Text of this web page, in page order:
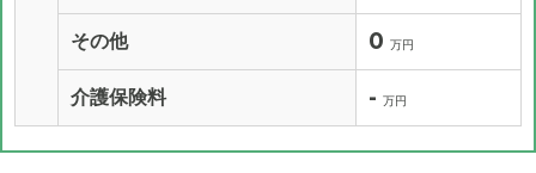
その他 0 万円
介護保険料 - 万円